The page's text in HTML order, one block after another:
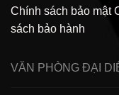
Chính sách bảo mật
sách bảo hành
VĂN PHÒNG ĐẠI